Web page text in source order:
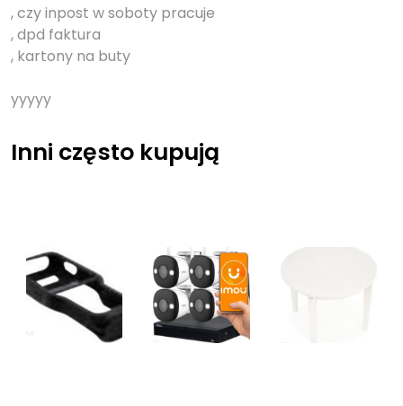
, czy inpost w soboty pracuje
, dpd faktura
, kartony na buty
yyyyy
Inni często kupują